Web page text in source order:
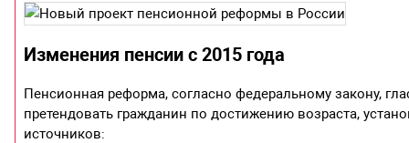
Изменения пенсии с 2015 года
Пенсионная реформа, согласно федеральному закону,
претендовать гражданин по достижению возраста,
источников: